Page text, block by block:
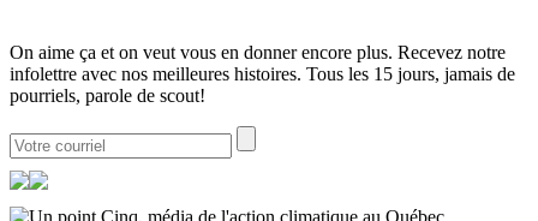
On aime ça et on veut vous en donner encore plus. Recevez notre
infolettre avec nos meilleures histoires. Tous les 15 jours, jamais de
pourriels, parole de scout!